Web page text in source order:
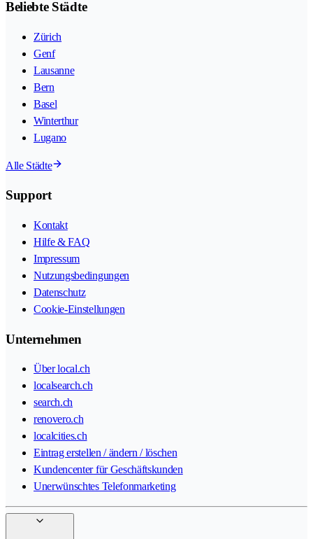
Beliebte Städte
Zürich
Genf
Lausanne
Bern
Basel
Winterthur
Lugano
Alle Städte
Support
Kontakt
Hilfe & FAQ
Impressum
Nutzungsbedingungen
Datenschutz
Cookie-Einstellungen
Unternehmen
Über local.ch
localsearch.ch
search.ch
renovero.ch
localcities.ch
Eintrag erstellen / ändern / löschen
Kundencenter für Geschäftskunden
Unerwünschtes Telefonmarketing